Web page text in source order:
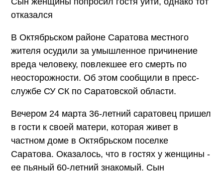
отказался
В Октябрьском районе Саратова местного
жителя осудили за умышленное причинение
вреда человеку, повлекшее его смерть по
неосторожности. Об этом сообщили в пресс-
службе СУ СК по Саратовской области.
Вечером 24 марта 36-летний саратовец пришел
в гости к своей матери, которая живет в
частном доме в Октябрьском поселке
Саратова. Оказалось, что в гостях у женщины -
ее пьяный 60-летний знакомый. Сын